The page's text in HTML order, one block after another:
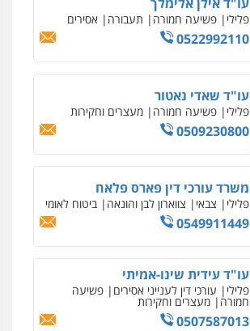
פלילי פשיעה חמורה תעבורה אסירים
0522992110
עו"ד שאדי נאטור
פלילי פשיעה חמורה מעצרים וחקירות
0509230800
משרד עורכי דין פארס פלאח
פלילי צבאי צווארון לבן והונאה ביטוח לאומי
0549911449
עו"ד עידית שינו-אמיתי
פלילי עורכי דין לענייני אסירים פשיעה
חמורה מעצרים וחקירות
0507587013